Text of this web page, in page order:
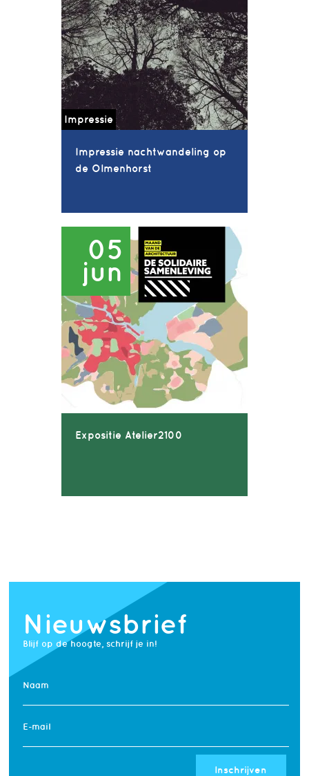
Impressie
Impressie nachtwandeling op
de Olmenhorst
05
jun
Expositie Atelier2100
Nieuwsbrief
Blijf op de hoogte, schrijf je in!
Naam
E-mail
Inschrijven